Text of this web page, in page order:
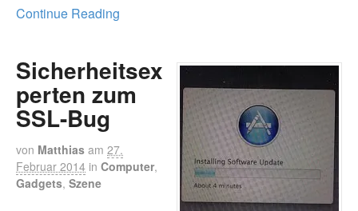
Continue Reading
Sicherheitsex
perten zum
SSL-Bug
von Matthias am 27.
Februar 2014 in Computer,
Gadgets, Szene